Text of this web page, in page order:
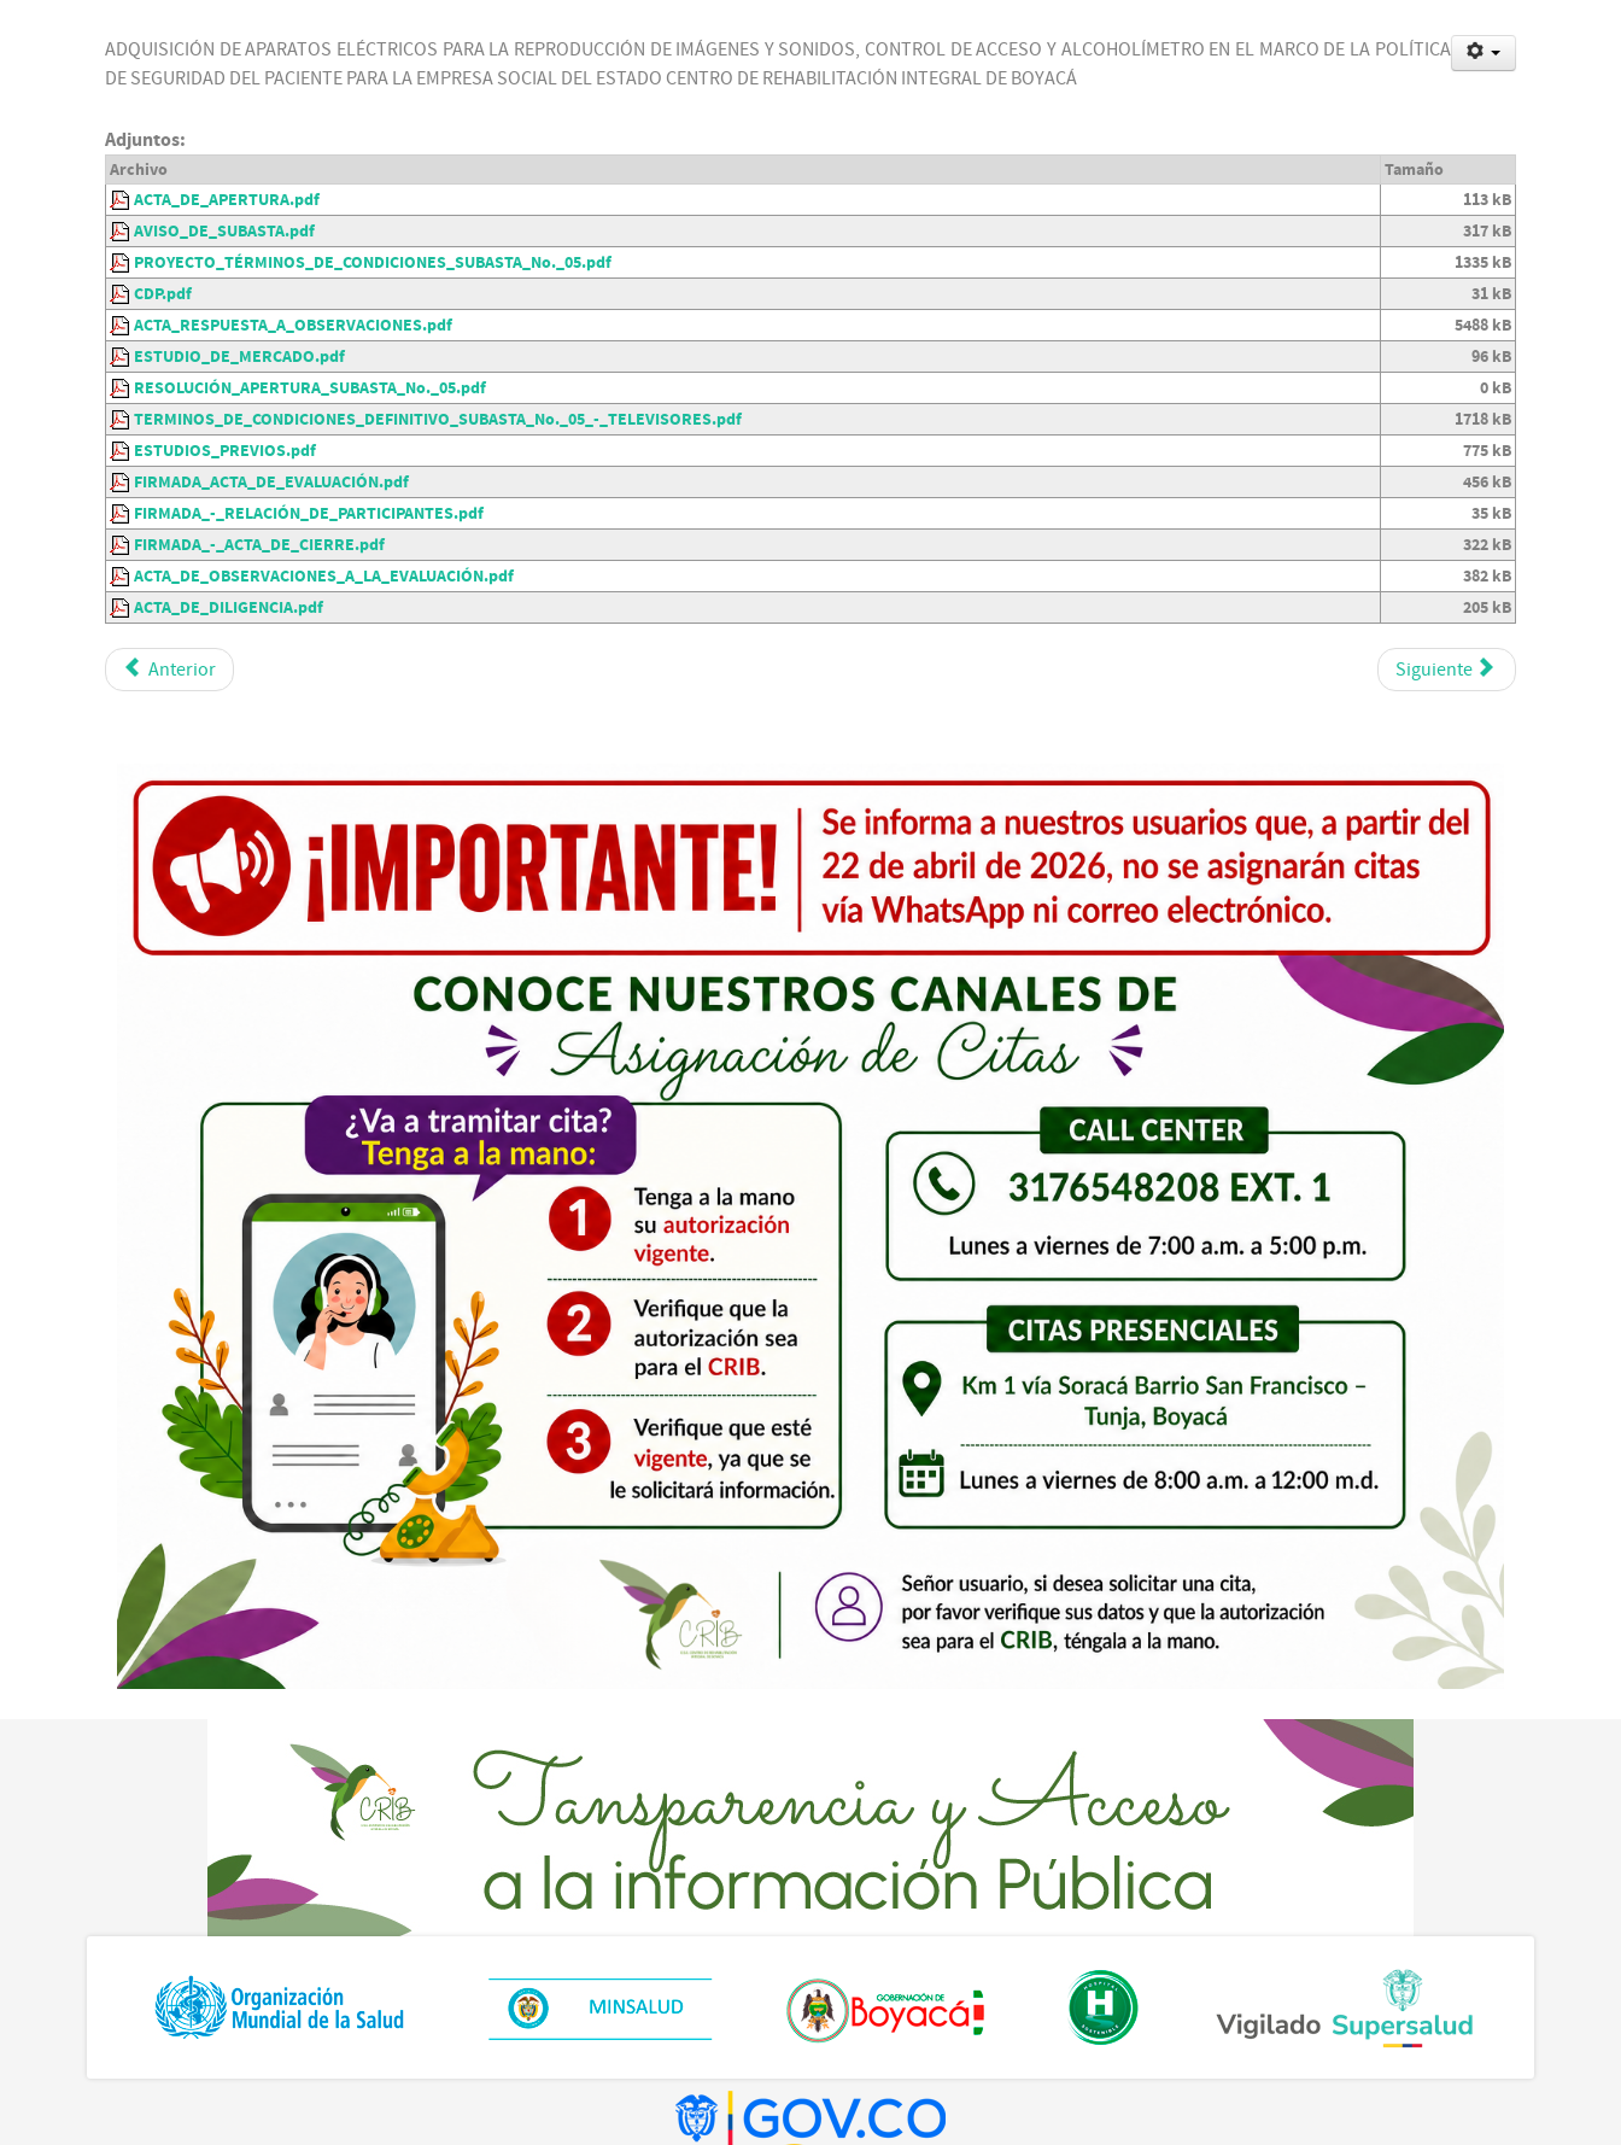
ADQUISICIÓN DE APARATOS ELÉCTRICOS PARA LA REPRODUCCIÓN DE IMÁGENES Y SONIDOS, CONTROL DE ACCESO Y ALCOHOLÍMETRO EN EL MARCO DE LA POLÍTICA
DE SEGURIDAD DEL PACIENTE PARA LA EMPRESA SOCIAL DEL ESTADO CENTRO DE REHABILITACIÓN INTEGRAL DE BOYACÁ
Adjuntos:
Archivo
Tamaño
ACTA_DE_APERTURA.pdf
113 kB
AVISO_DE_SUBASTA.pdf
317 kB
PROYECTO_TÉRMINOS_DE_CONDICIONES_SUBASTA_No._05.pdf
1335 kB
CDP.pdf
31 kB
ACTA_RESPUESTA_A_OBSERVACIONES.pdf
5488 kB
ESTUDIO_DE_MERCADO.pdf
96 kB
RESOLUCIÓN_APERTURA_SUBASTA_No._05.pdf
0 kB
TERMINOS_DE_CONDICIONES_DEFINITIVO_SUBASTA_No._05_-_TELEVISORES.pdf
1718 kB
ESTUDIOS_PREVIOS.pdf
775 kB
FIRMADA_ACTA_DE_EVALUACIÓN.pdf
456 kB
FIRMADA_-_RELACIÓN_DE_PARTICIPANTES.pdf
35 kB
FIRMADA_-_ACTA_DE_CIERRE.pdf
322 kB
ACTA_DE_OBSERVACIONES_A_LA_EVALUACIÓN.pdf
382 kB
ACTA_DE_DILIGENCIA.pdf
205 kB
Anterior Siguiente